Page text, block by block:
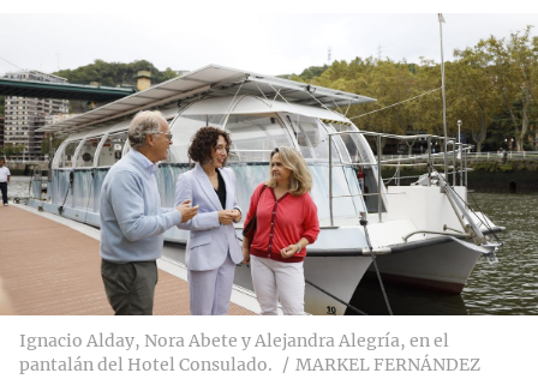
Ignacio Alday, Nora Abete y Alejandra Alegría, en el
pantalán del Hotel Consulado.
MARKEL FERNÁNDEZ